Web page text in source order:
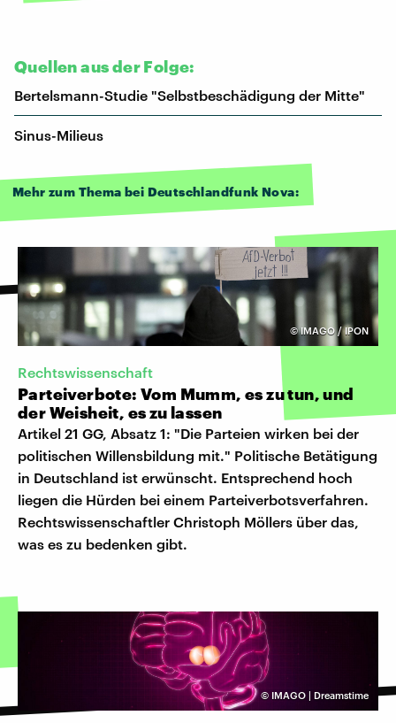
Quellen aus der Folge:
Bertelsmann-Studie "Selbstbeschädigung der Mitte"
Sinus-Milieus
Mehr zum Thema bei Deutschlandfunk Nova:
©IMAGO / IPON
Rechtswissenschaft
Parteiverbote: Vom Mumm, es zu tun, und
der Weisheit, es zu lassen
Artikel 21 GG, Absatz 1: "Die Parteien wirken bei der
politischen Willensbildung mit." Politische Betätigung
in Deutschland ist erwünscht. Entsprechend hoch
liegen die Hürden bei einem Parteiverbotsverfahren.
Rechtswissenschaftler Christoph Möllers über das,
was es zu bedenken gibt.
© IMAGO | Dreamstime